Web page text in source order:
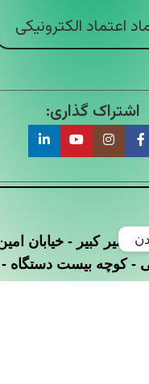
اشتراک گذاری:
امیر کبیر - خیابان
- کوچه بیست دستگاه -